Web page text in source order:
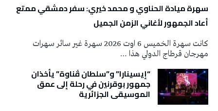
سهرة ميادة الحناوي و محمد خيري: سفر دمشقي ممتع
أعاد الجمهور لأغاني الزمن الجميل
كانت سهرة الخميس 6 اوت 2026 سهرة غير سائر سهرات
مهرجان قرطاج الدولي هذا …
“إيسينارا” و”سلطان ڤناوة” يأخذان
جمهور بوقرنين في رحلة إلى عمق
الموسيقى الجزائرية